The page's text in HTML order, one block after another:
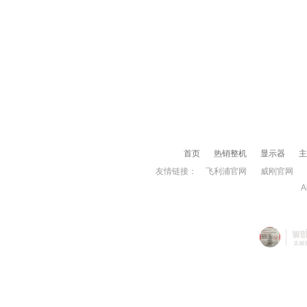
首页 热销整机 显示器
友情链接：
飞利浦官网 威刚官网